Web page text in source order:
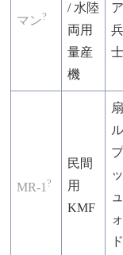
マン?
/ 水陸
両用
量産
機
MR-1 ?
民間
用
KMF